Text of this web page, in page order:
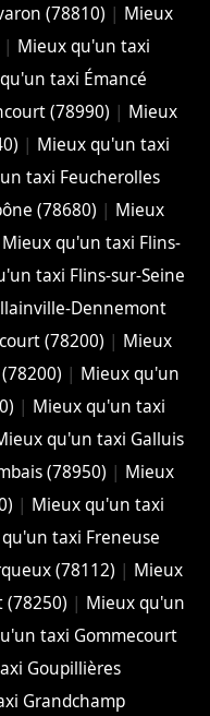
(78810) | Mieux
| Mieux qu'un taxi
taxi Émancé
(78990) | Mieux
| Mieux qu'un taxi
taxi Feucherolles
(78680) | Mieux
Mieux qu'un taxi Flins-
taxi Flins-sur-Seine
Dennemont
(78200) | Mieux
| Mieux qu'un
| Mieux qu'un taxi
qu'un taxi Galluis
(78950) | Mieux
| Mieux qu'un taxi
taxi Freneuse
(78112) | Mieux
| Mieux qu'un
taxi Gommecourt
Goupillières
Grandchamp